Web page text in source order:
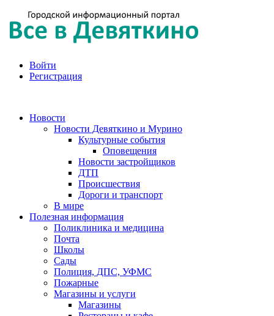
Войти
Регистрация
Новости
Новости Девяткино и Мурино
Культурные события
Оповещения
Новости застройщиков
ДТП
Происшествия
Дороги и транспорт
В мире
Полезная информация
Поликлиника и медицина
Почта
Школы
Сады
Полиция, ДПС, УФМС
Пожарные
Магазины и услуги
Магазины